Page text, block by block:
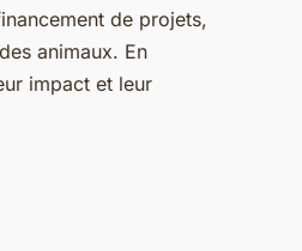
de projets,
animaux. En
impact et leur